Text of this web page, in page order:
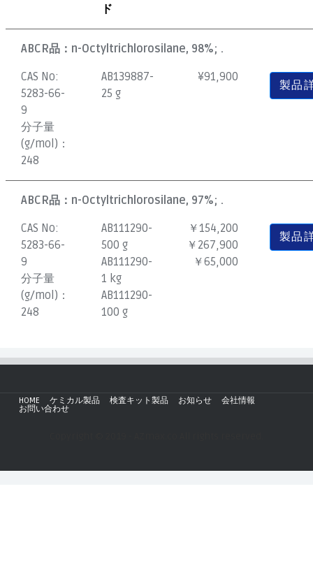
ド
ABCR品： n-Octyltrichlorosilane, 98%; .
CAS No:
5283-66-
9
分子量
(g/mol)：
248
AB139887-
25 g
¥91,900
製品
ABCR品： n-Octyltrichlorosilane, 97%; .
CAS No:
5283-66-
9
分子量
(g/mol)：
248
AB111290-
500 g
AB111290-
1 kg
AB111290-
100 g
￥154,200
￥267,900
￥65,000
製品
HOME ケミカル製品 検査キット製品 お知らせ
会社情報
お問い合わせ